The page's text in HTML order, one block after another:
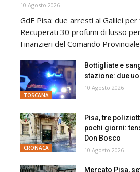
10 Agosto 2026
GdF Pisa: due arresti al Galilei
Recuperati 30 profumi di lusso
Finanzieri del Comando
TOSCANA
Bottigliate e
stazione: due
10 Agosto 2026
CRONACA
Pisa, tre
pochi giorni:
Don Bosco
10 Agosto 2026
Mercato Pisa,